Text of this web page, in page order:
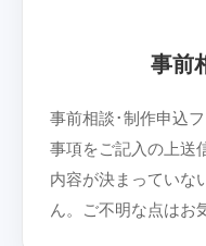
事前
事前相談･制作申込
事項をご記入の上送
内容が決まっていな
ん。ご不明な点はお